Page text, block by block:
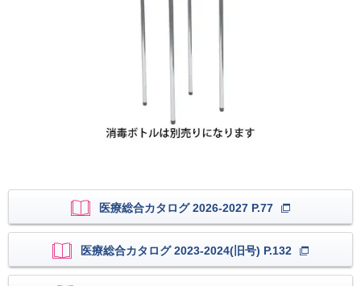
医療総合カタログ 2026-2027 P.77
医療総合カタログ 2023-2024(旧号) P.132